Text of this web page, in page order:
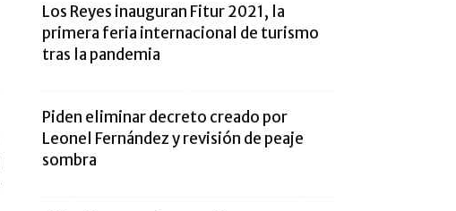
Los Reyes inauguran Fitur 2021, la
primera feria internacional de turismo
tras la pandemia
Piden eliminar decreto creado por
Leonel Fernández y revisión de peaje
sombra